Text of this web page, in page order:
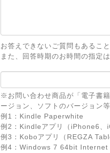
お答えできないご質問もあるこ
また、回答時期のお時間の指定
※お問い合わせ商品が「電子書
ージョン、ソフトのバージョン
例1：Kindle Paperwhite
例2：Kindleアプリ（iPhone6、
例3：Koboアプリ（REGZA
例4：Windows 7 64bit Internet